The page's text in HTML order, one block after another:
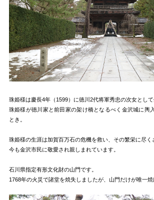
珠姫様は慶長4年（1599）に徳川2代将軍秀忠の次女として
珠姫様が徳川家と前田家の架け橋となるべく金沢城に輿
とき。
珠姫様の生涯は加賀百万石の危機を救い、その繁栄に尽く
今も金沢市民に敬愛され親しまれています。
石川県指定有形文化財の山門です。
1768年の火災で諸堂を焼失しましたが、山門だけが唯一焼